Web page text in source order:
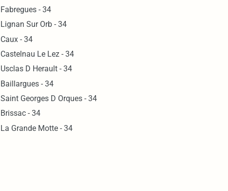
Fabregues - 34
Lignan Sur Orb - 34
Caux - 34
Castelnau Le Lez - 34
Usclas D Herault - 34
Baillargues - 34
Saint Georges D Orques - 34
Brissac - 34
La Grande Motte - 34